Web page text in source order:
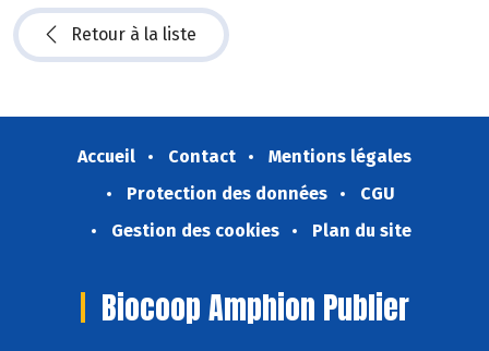
Retour à la liste
Accueil Contact
Mentions légales
Protection des données
CGU
Gestion des cookies
Plan du site
Biocoop Amphion Publier